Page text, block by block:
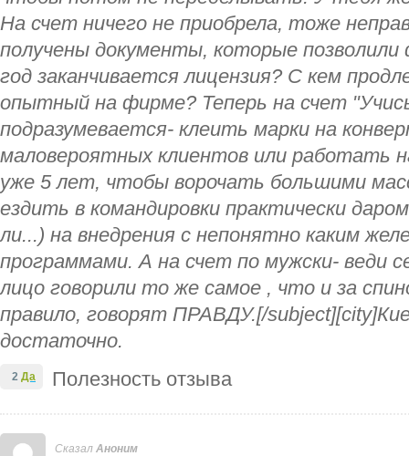
На счет ничего не приобрела, тоже
получены документы, которые
год заканчивается лицензия? С кем
опытный на фирме? Теперь на счет
подразумевается- клеить марки на
маловероятных клиентов или работать
уже 5 лет, чтобы ворочать большими
ездить в командировки практически
ли...) на внедрения с непонятно каким
программами. А на счет по мужски- веди
лицо говорили то же самое , что и за
правило, говорят ПРАВДУ.[/
достаточно.
Полезность отзыва
2 Да
Сказал Аноним